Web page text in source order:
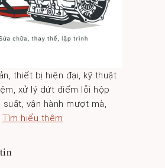
thiết bị hiện đại, kỹ thuật
xử lý dứt điểm lỗi hộp
vận hành mượt mà,
Tìm hiểu thêm